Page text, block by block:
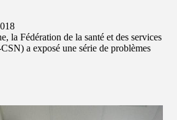
la Fédération de la santé et des services
a exposé une série de problèmes